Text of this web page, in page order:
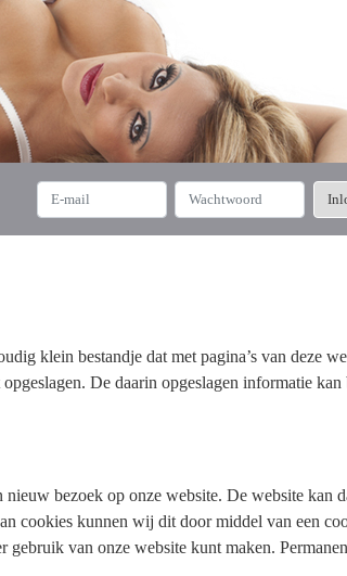
klein bestandje dat met pagina’s van deze
De daarin opgeslagen informatie
bezoek op onze website. De website kan
cookies kunnen wij dit door middel van een
van onze website kunt maken.